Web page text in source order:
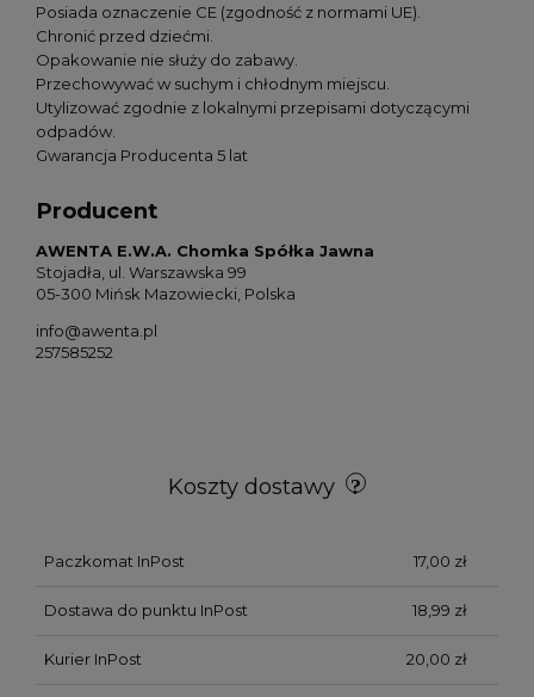
Posiada oznaczenie CE (zgodność z normami UE).
Chronić przed dziećmi.
Opakowanie nie służy do zabawy.
Przechowywać w suchym i chłodnym miejscu.
Utylizować zgodnie z lokalnymi przepisami dotyczącymi
odpadów.
Gwarancja Producenta 5 lat
Producent
AWENTA E.W.A. Chomka Spółka Jawna
Stojadła, ul. Warszawska 99
05-300 Mińsk Mazowiecki, Polska
info@awenta.pl
257585252
Koszty dostawy
Paczkomat InPost 17,00 zł
Dostawa do punktu InPost 18,99 zł
Kurier InPost 20,00 zł